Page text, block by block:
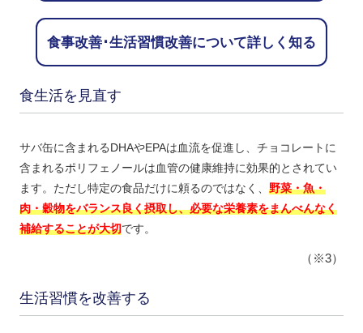
食事改善･生活習慣改善について詳しく知る
食生活を見直す
サバ缶に含まれるDHAやEPAは血流を促進し、チョコレートに
含まれるポリフェノールは血管の健康維持に効果的とされてい
ます。ただし特定の食品だけに頼るのではなく、 野菜・魚・
肉・穀物をバランス良く摂取し、必要な栄養素をまんべんなく
補給することが大切です。
（※3）
生活習慣を改善する